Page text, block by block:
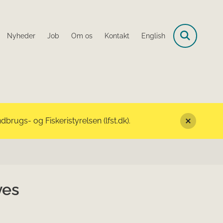
Nyheder Job Om os Kontakt English
og Fiskeristyrelsen (lfst.dk).